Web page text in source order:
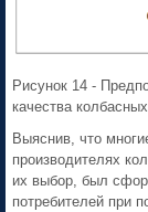
Рисунок 14 -
качества
Выяснив, что
производителях
их выбор, был
потребителей при